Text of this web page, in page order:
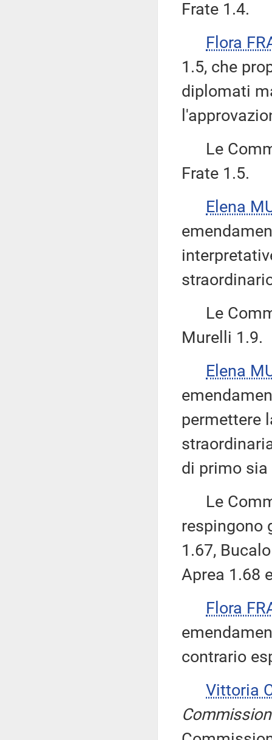
Frate 1.4.
Flora
1.5, che
diplomati
Le
Frate 1.5.
Elena
Le
Murelli 1.9.
Elena
permettere
di primo sia
Le
respingono
1.67,
Aprea 1.68
Flora
contrario
Vittoria